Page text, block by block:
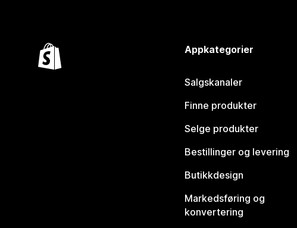
Appkategorier
Salgskanaler
Finne produkter
Selge produkter
Bestillinger og levering
Butikkdesign
Markedsføring og
konvertering